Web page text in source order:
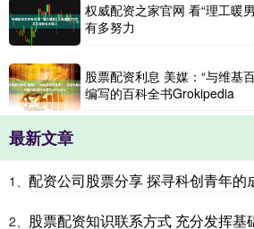
权威配资之家官网 看“理工暖
有多努力
股票配资利息 美媒：“与维基
编写的百科全书Grokipedia
最新文章
1、 配资公司股票分享 探寻科创青年的
2、 股票配资知识联系方式 充分发挥基